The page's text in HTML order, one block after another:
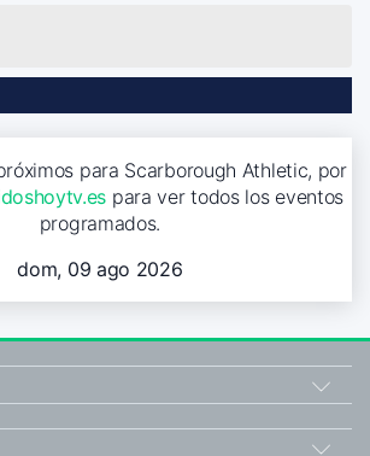
para Scarborough Athletic, por
para ver todos los eventos
programados.
dom, 09 ago 2026